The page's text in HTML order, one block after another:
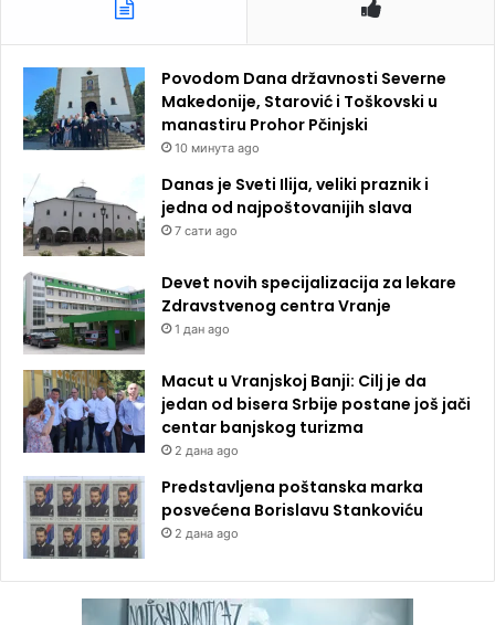
Povodom Dana državnosti Severne
Makedonije, Starović i Toškovski u
manastiru Prohor Pčinjski
10 минута ago
Danas je Sveti Ilija, veliki praznik i
jedna od najpoštovanijih slava
7 сати ago
Devet novih specijalizacija za lekare
Zdravstvenog centra Vranje
1 дан ago
Macut u Vranjskoj Banji: Cilj je da
jedan od bisera Srbije postane još jači
centar banjskog turizma
2 дана ago
Predstavljena poštanska marka
posvećena Borislavu Stankoviću
2 дана ago